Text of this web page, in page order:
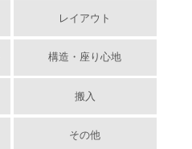
レイアウト
構造・座り心地
搬入
その他